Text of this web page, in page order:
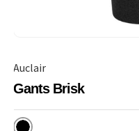
Auclair
Gants Brisk